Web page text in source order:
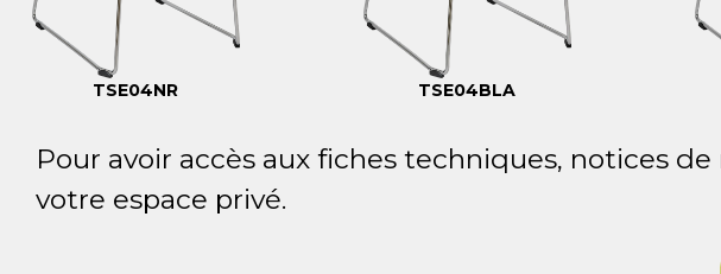
TSE04NR TSE04BLA
Pour avoir accès aux fiches techniques, notices
votre espace privé.